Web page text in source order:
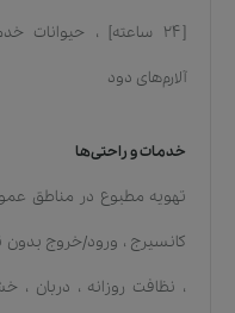
[۲۴ ساعته]
، حیوانات
آلارم‌های دود
خدمات و راحتی‌ها
تهویه مطبوع در مناطق
کانسیرج ، ورود/خروج
، نظافت روزانه ، دربان ،